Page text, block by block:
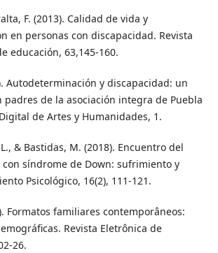
F. (2013). Calidad de vida y
en personas con discapacidad. Revista
educación, 63,145-160.
Autodeterminación y discapacidad: un
de la asociación integra de Puebla
de Artes y Humanidades, 1.
& Bastidas, M. (2018). Encuentro del
síndrome de Down: sufrimiento y
Psicológico, 16(2), 111-121.
Formatos familiares contemporâneos:
Revista Eletrônica de
26.